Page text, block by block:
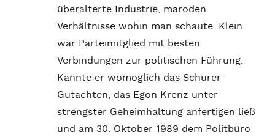
überalterte Industrie, maroden
Verhältnisse wohin man schaute. Klein
war Parteimitglied mit besten
Verbindungen zur politischen Führung.
Kannte er womöglich das Schürer-
Gutachten, das Egon Krenz unter
strengster Geheimhaltung anfertigen ließ
und am 30. Oktober 1989 dem Politbüro